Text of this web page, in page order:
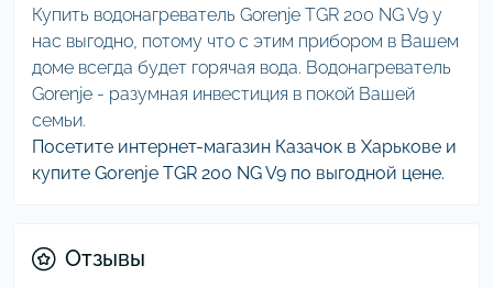
Купить водонагреватель Gorenje TGR 200 NG V9 у
нас выгодно, потому что с этим прибором в Вашем
доме всегда будет горячая вода. Водонагреватель
Gorenje - разумная инвестиция в покой Вашей
семьи.
Посетите интернет-магазин Казачок в Харькове и
купите Gorenje TGR 200 NG V9 по выгодной цене.
Отзывы